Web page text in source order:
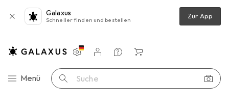
Galaxus
Schneller finden und bestellen Zur App
Navigation nach Kategorien
Menü Suche
Einstellungen
Kundenkonto
Vergleichslisten
Merklisten
Warenkorb